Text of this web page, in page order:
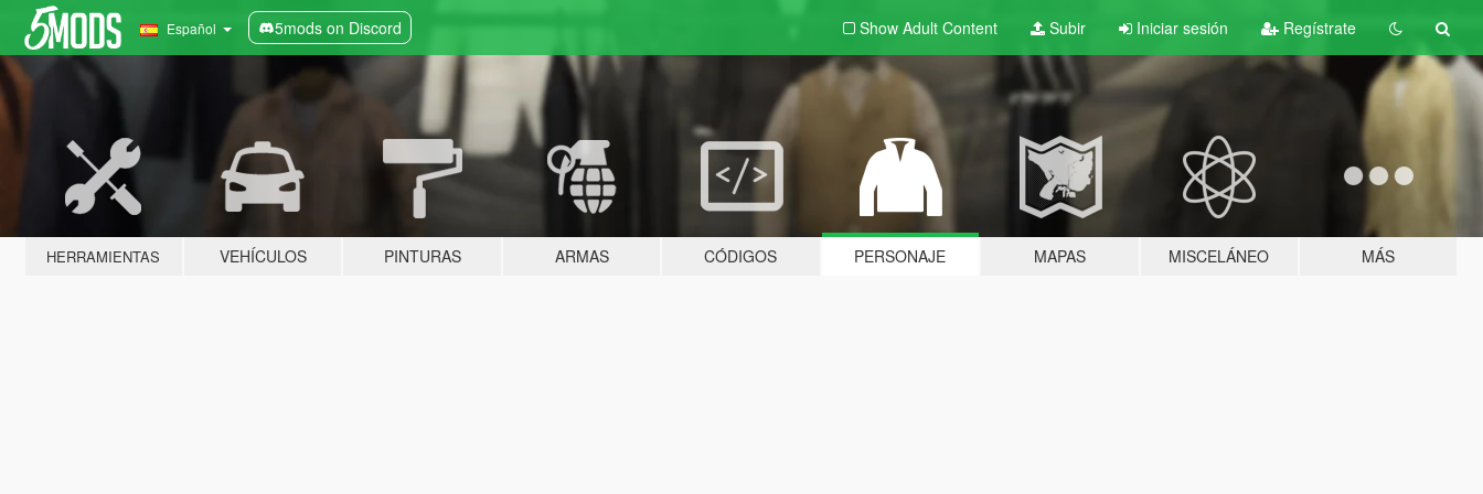
Español 5mods on Discord Show Adult Content Subir Iniciar sesión Regístrate
HERRAMIENTAS VEHÍCULOS PINTURAS ARMAS CÓDIGOS PERSONAJE MAPAS MISCELÁNEO MÁS